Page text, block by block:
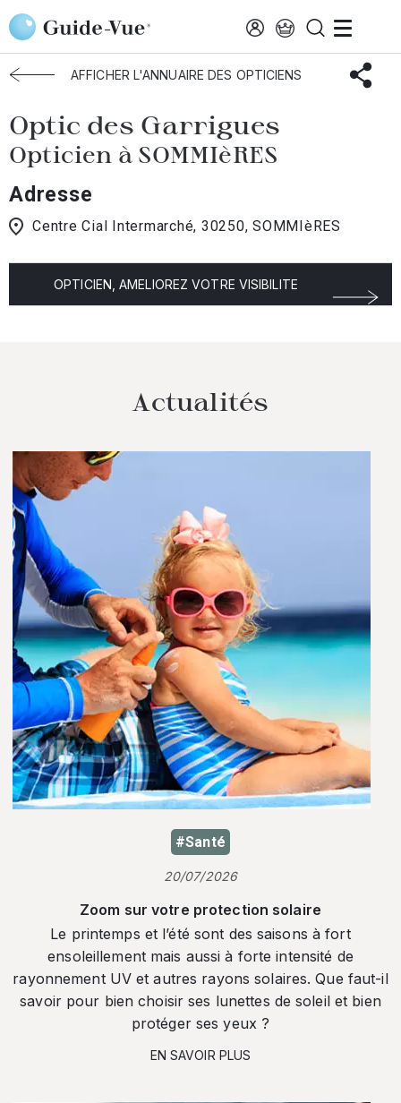
Aller au contenu principal
Accueil Choisir mon opticien Sommieres Optic Des Garrigues
AFFICHER L'ANNUAIRE DES OPTICIENS
Optic des Garrigues
Opticien à SOMMIèRES
Adresse
Centre Cial Intermarché, 30250, SOMMIèRES
OPTICIEN, AMELIOREZ VOTRE VISIBILITE
Actualités
#Santé
20/07/2026
Zoom sur votre protection solaire
Le printemps et l’été sont des saisons à fort
ensoleillement mais aussi à forte intensité de
rayonnement UV et autres rayons solaires. Que faut-il
savoir pour bien choisir ses lunettes de soleil et bien
protéger ses yeux ?
EN SAVOIR PLUS